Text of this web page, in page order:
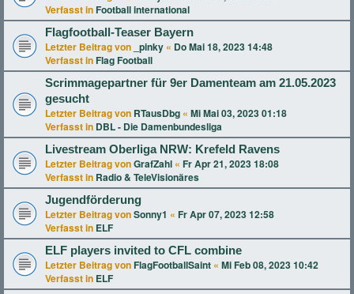
Verfasst in Football international
Flagfootball-Teaser Bayern
Letzter Beitrag von _pinky « Do Mai 18, 2023 14:48
Verfasst in Flag Football
Scrimmagepartner für 9er Damenteam am 21.05.2023
gesucht
Letzter Beitrag von RTausDbg « Mi Mai 03, 2023 01:18
Verfasst in DBL - Die Damenbundesliga
Livestream Oberliga NRW: Krefeld Ravens
Letzter Beitrag vonGrafZahl « Fr Apr 21, 2023 18:08
Verfasst in Radio & TeleVisionäres
Jugendförderung
Letzter Beitrag vonSonny1 « Fr Apr 07, 2023 12:58
Verfasst in ELF
ELF players invited to CFL combine
Letzter Beitrag von FlagFootballSaint « Mi Feb 08, 2023 10:42
Verfasst in ELF